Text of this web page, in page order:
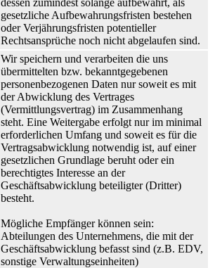
gesetzliche Aufbewahrungsfristen bestehen
oder Verjährungsfristen potentieller
Rechtsansprüche noch nicht abgelaufen sind.
Wir speichern und verarbeiten die uns
übermittelten bzw. bekanntgegebenen
personenbezogenen Daten nur soweit es mit
der Abwicklung des Vertrages
(Vermittlungsvertrag) im Zusammenhang
steht. Eine Weitergabe erfolgt nur im minimal
erforderlichen Umfang und soweit es für die
Vertragsabwicklung notwendig ist, auf einer
gesetzlichen Grundlage beruht oder ein
berechtigtes Interesse an der
Geschäftsabwicklung beteiligter (Dritter)
besteht.
Mögliche Empfänger können sein:
Abteilungen des Unternehmens, die mit der
Geschäftsabwicklung befasst sind (z.B. EDV,
sonstige Verwaltungseinheiten)